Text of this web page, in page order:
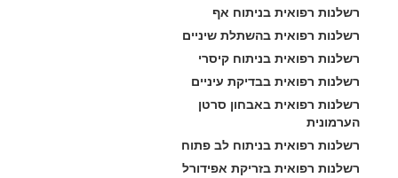
רשלנות רפואית בניתוח אף
רשלנות רפואית בהשתלת שיניים
רשלנות רפואית בניתוח קיסרי
רשלנות רפואית בבדיקת עיניים
רשלנות רפואית באבחון סרטן
הערמונית
רשלנות רפואית בניתוח לב פתוח
רשלנות רפואית בזריקת אפידורל